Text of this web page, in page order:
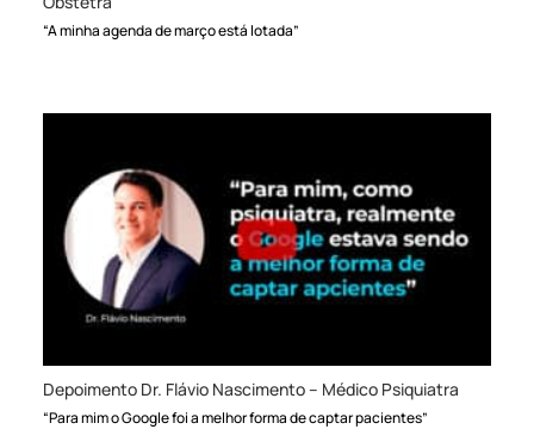
“A minha agenda de março está lotada”
Depoimento Dr. Flávio Nascimento – Médico Psiquiatra
“Para mim o Google foi a melhor forma de captar pacientes”